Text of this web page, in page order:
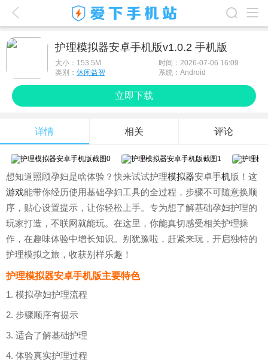
应用排行榜
最新游戏
最新应用
手机使用
游戏攻略
护理模拟器安卓手机版v1.0.2 手机版
大小： 153.5M
时间：2026-07-06 16:09
类别： 休闲益智 系统：Android
立即下载
详情 相关 评论
想知道照顾孕妇是啥体验？快来试试护理模拟器安卓手机版！这
游戏能带你经历使用基础孕妇工具的全过程，步骤不可随意换顺
序，贴心设置提示，让你轻松上手。专为想了解基础孕妇护理的
玩家打造，不联网就能玩。在这里，你能真切感受相关护理操
作，在趣味体验中增长知识。别犹豫啦，赶紧来玩，开启独特的
护理模拟之旅，收获别样乐趣！
护理模拟器安卓手机版主要特色
1. 模拟孕妇护理流程
2. 步骤顺序有提示
3. 适合了解基础护理
4. 体验真实护理过程